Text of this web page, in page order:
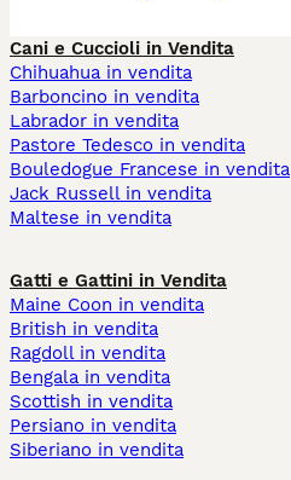
Cani e Cuccioli in Vendita
Chihuahua in vendita
Barboncino in vendita
Labrador in vendita
Pastore Tedesco in vendita
Bouledogue Francese in vendita
Jack Russell in vendita
Maltese in vendita
Gatti e Gattini in Vendita
Maine Coon in vendita
British in vendita
Ragdoll in vendita
Bengala in vendita
Scottish in vendita
Persiano in vendita
Siberiano in vendita